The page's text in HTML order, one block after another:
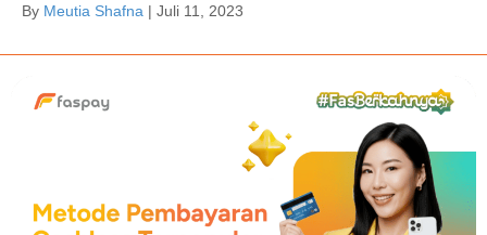
By Meutia Shafna | Juli 11, 2023